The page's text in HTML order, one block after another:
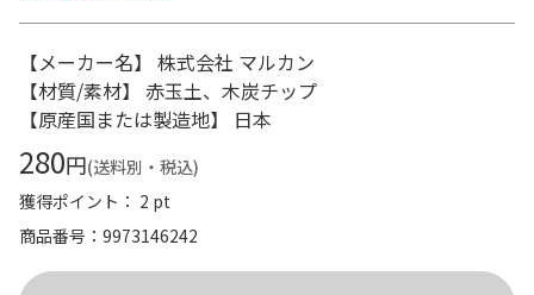
【メーカー名】 株式会社 マルカン
【材質/素材】 赤玉土、木炭チップ
【原産国または製造地】 日本
280円(送料別・税込)
獲得ポイント： 2 pt
商品番号
9973146242